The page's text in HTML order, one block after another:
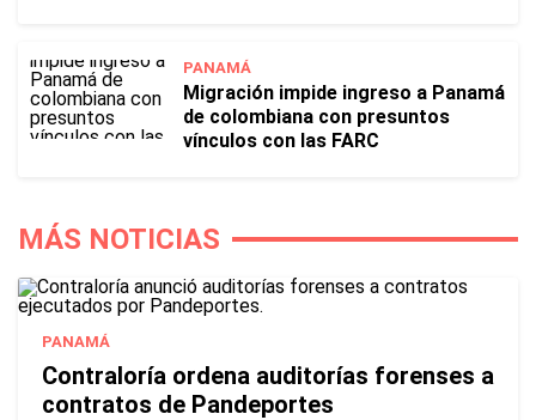
PANAMÁ
Migración impide ingreso a Panamá
de colombiana con presuntos
vínculos con las FARC
MÁS NOTICIAS
PANAMÁ
Contraloría ordena auditorías forenses a
contratos de Pandeportes